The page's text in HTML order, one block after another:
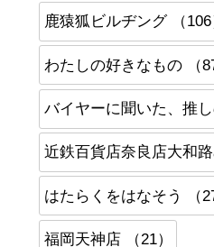
鹿猿狐ビルヂング （106
わたしの好きなもの （87
バイヤーに聞いた、推し
近鉄百貨店奈良店大和路
はたらくをはなそう （27
福岡天神店 （21）